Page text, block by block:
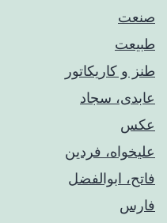
صنعت
طبیعت
طنز و کاریکاتور
عابدی، سجاد
عکس
علیخواه، فردین
فاتح، ابوالفضل
فارس